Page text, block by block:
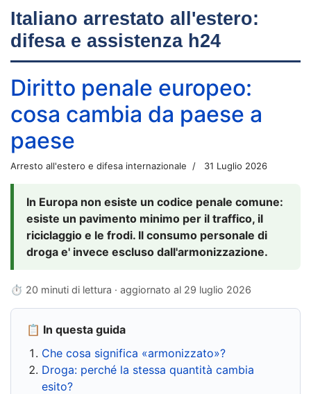
Italiano arrestato all'estero:
difesa e assistenza h24
Diritto penale europeo:
cosa cambia da paese a
paese
Arresto all'estero e difesa internazionale 31 Luglio 2026
In Europa non esiste un codice penale comune:
esiste un pavimento minimo per il traffico, il
riciclaggio e le frodi. Il consumo personale di
droga e' invece escluso dall'armonizzazione.
⏱ 20 minuti di lettura · aggiornato al 29 luglio 2026
📋 In questa guida
Che cosa significa «armonizzato»?
Droga: perché la stessa quantità cambia
esito?